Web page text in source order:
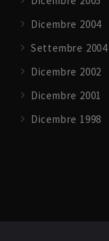
Dicembre 2004
Settembre 2004
Dicembre 2002
Dicembre 2001
Dicembre 1998